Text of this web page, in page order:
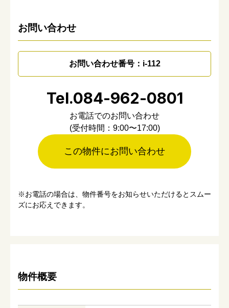
お問い合わせ
お問い合わせ番号：i-112
Tel.084-962-0801
お電話でのお問い合わせ
(受付時間：9:00〜17:00)
この物件にお問い合わせ
※お電話の場合は、物件番号をお知らせいただけるとスムー
ズにお応えできます。
物件概要